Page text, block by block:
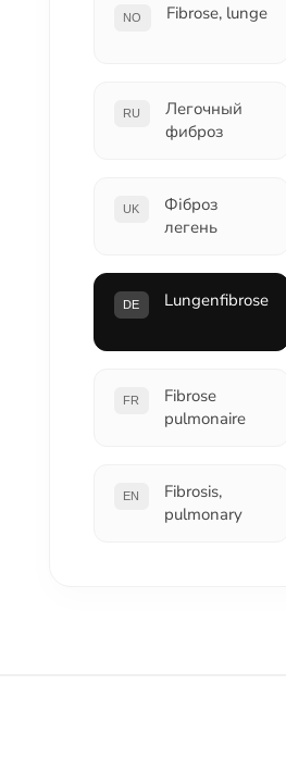
NO Fibrose, lunge
RU
Легочный
фиброз
UK
Фіброз
легень
DE Lungenfibrose
FR
Fibrose
pulmonaire
EN
Fibrosis,
pulmonary